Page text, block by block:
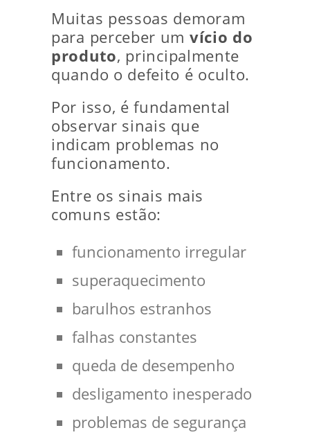
Muitas pessoas demoram
para perceber um vício do
produto, principalmente
quando o defeito é oculto.
Por isso, é fundamental
observar sinais que
indicam problemas no
funcionamento.
Entre os sinais mais
comuns estão:
funcionamento irregular
superaquecimento
barulhos estranhos
falhas constantes
queda de desempenho
desligamento inesperado
problemas de segurança